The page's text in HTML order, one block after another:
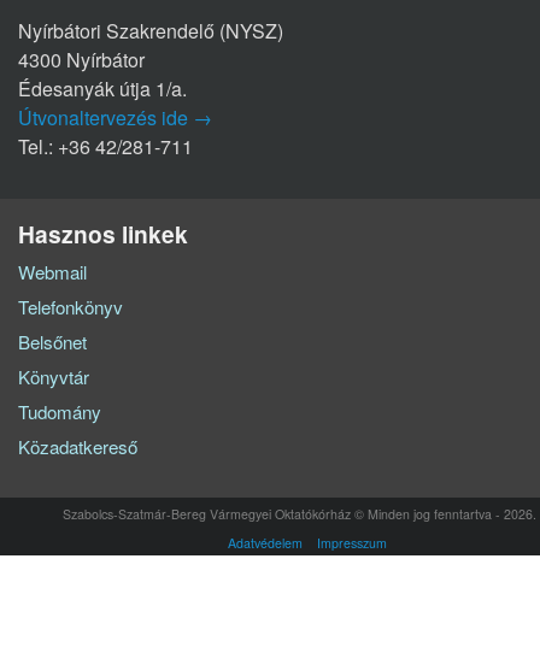
Nyírbátori Szakrendelő (NYSZ)
4300 Nyírbátor
Édesanyák útja 1/a.
Útvonaltervezés ide →
Tel.: +36 42/281-711
Hasznos linkek
Webmail
Telefonkönyv
Belsőnet
Könyvtár
Tudomány
Közadatkereső
Szabolcs-Szatmár-Bereg Vármegyei Oktatókórház © Minden jog fenntartva - 2026.
Adatvédelem
Impresszum